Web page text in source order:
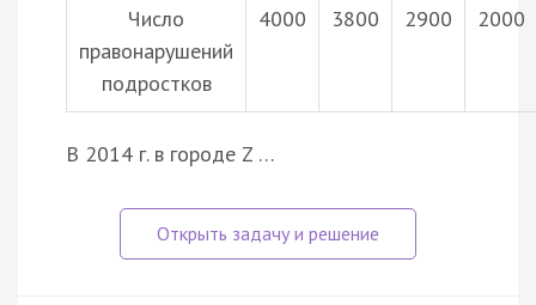
Число
правонарушений
подростков
4000 3800 2900 2000
В 2014 г. в городе Z …